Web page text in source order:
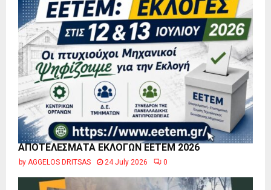
ΑΠΟΤΕΛΕΣΜΑΤΑ ΕΚΛΟΓΩΝ ΕΕΤΕΜ 2026
by AGGELOS DRITSAS 24 July 2026 0